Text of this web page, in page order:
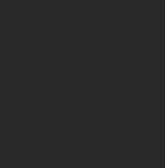
nos investimentos
é tanta que o
de Singapura é o
maior orçamento do
apenas para o